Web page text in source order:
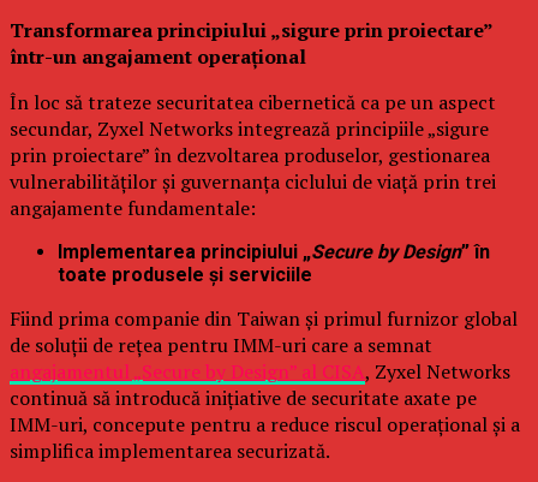
Transformarea principiului „sigure prin proiectare”
într-un angajament operațional
În loc să trateze securitatea cibernetică ca pe un aspect
secundar, Zyxel Networks integrează principiile „sigure
prin proiectare” în dezvoltarea produselor, gestionarea
vulnerabilităților și guvernanța ciclului de viață prin trei
angajamente fundamentale:
Implementarea principiului „Secure by Design” în
toate produsele și serviciile
Fiind prima companie din Taiwan și primul furnizor global
de soluții de rețea pentru IMM-uri care a semnat
angajamentul „Secure by Design” al CISA, Zyxel Networks
continuă să introducă inițiative de securitate axate pe
IMM-uri, concepute pentru a reduce riscul operațional și a
simplifica implementarea securizată.